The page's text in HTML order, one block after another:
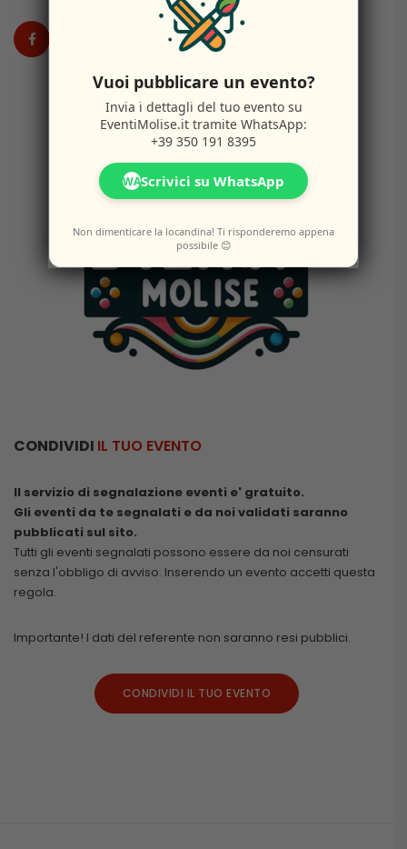
CONDIVIDI IL TUO EVENTO
Il servizio di segnalazione eventi e' gratuito.
Gli eventi da te segnalati e da noi validati saranno
pubblicati sul sito.
Tutti gli eventi segnalati possono essere da noi censurati
senza l'obbligo di avviso. Inserendo un evento accetti questa
regola.
Importante! I dati del referente non saranno resi pubblici.
CONDIVIDI IL TUO EVENTO
Vuoi pubblicare un evento?
Invia i dettagli del tuo evento su
EventiMolise.it tramite WhatsApp:
+39 350 191 8395
WAScrivici su WhatsApp
Non dimenticare la locandina! Ti risponderemo appena
possibile 😊